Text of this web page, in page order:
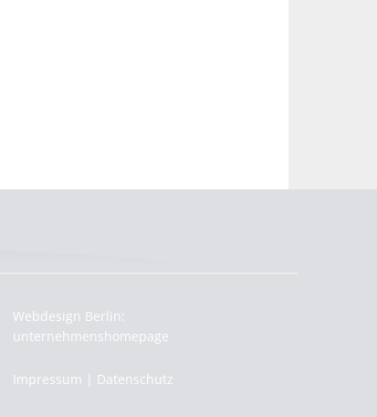
Webdesign Berlin:
unternehmenshomepage
Impressum Datenschutz